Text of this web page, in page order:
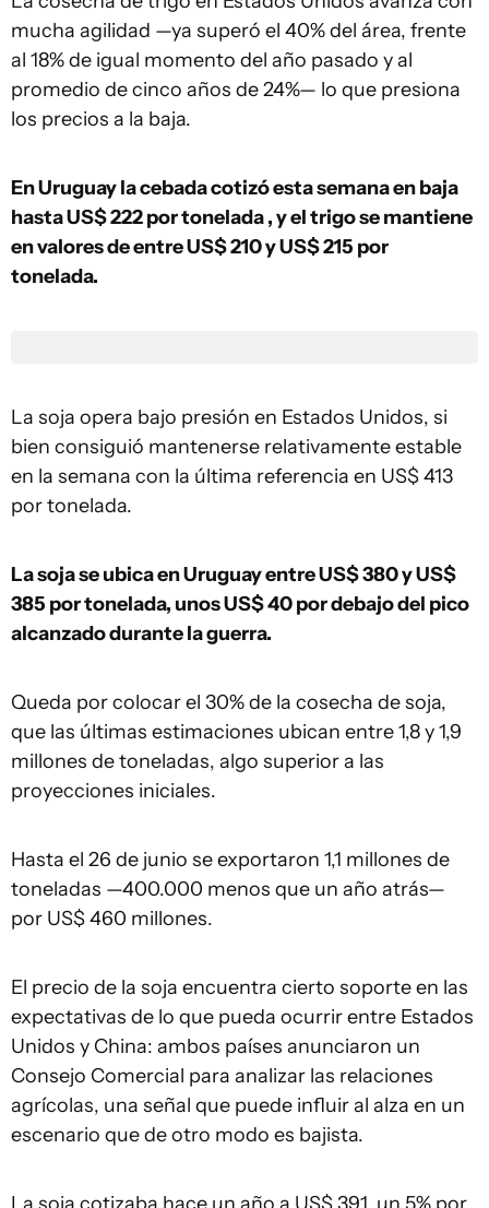
mucha agilidad —ya superó el 40% del área, frente
al 18% de igual momento del año pasado y al
promedio de cinco años de 24%— lo que presiona
los precios a la baja.
En Uruguay la cebada cotizó esta semana en baja
hasta US$ 222 por tonelada , y el trigo se mantiene
en valores de entre US$ 210 y US$ 215 por
tonelada.
La soja opera bajo presión en Estados Unidos, si
bien consiguió mantenerse relativamente estable
en la semana con la última referencia en US$ 413
por tonelada.
La soja se ubica en Uruguay entre US$ 380 y US$
385 por tonelada, unos US$ 40 por debajo del pico
alcanzado durante la guerra.
Queda por colocar el 30% de la cosecha de soja,
que las últimas estimaciones ubican entre 1,8 y 1,9
millones de toneladas, algo superior a las
proyecciones iniciales.
Hasta el 26 de junio se exportaron 1,1 millones de
toneladas —400.000 menos que un año atrás—
por US$ 460 millones.
El precio de la soja encuentra cierto soporte en las
expectativas de lo que pueda ocurrir entre Estados
Unidos y China: ambos países anunciaron un
Consejo Comercial para analizar las relaciones
agrícolas, una señal que puede influir al alza en un
escenario que de otro modo es bajista.